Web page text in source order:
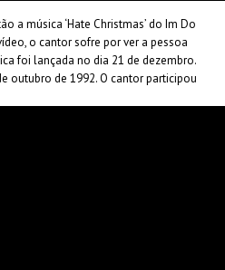
a música ‘Hate Christmas’ do Im Do
o cantor sofre por ver a pessoa
foi lançada no dia 21 de dezembro.
outubro de 1992. O cantor participou